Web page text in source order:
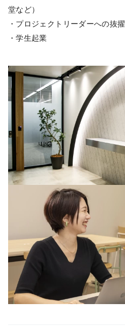
堂など）
・プロジェクトリーダーへの抜擢
・学生起業